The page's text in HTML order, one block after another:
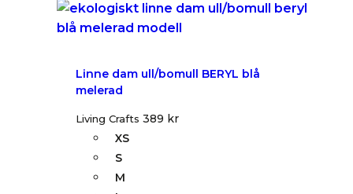
Linne dam ull/bomull BERYL blå
melerad
Living Crafts 389 kr
XS
S
M